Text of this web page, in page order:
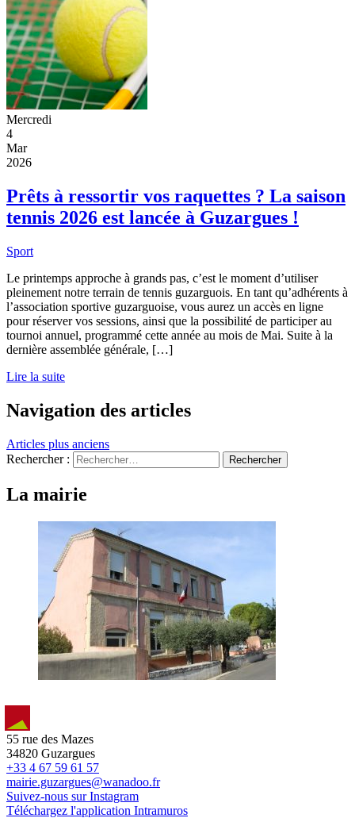
Mercredi
4
Mar
2026
Prêts à ressortir vos raquettes ? La saison
tennis 2026 est lancée à Guzargues !
Sport
Le printemps approche à grands pas, c’est le moment d’utiliser
pleinement notre terrain de tennis guzarguois. En tant qu’adhérents à
l’association sportive guzarguoise, vous aurez un accès en ligne
pour réserver vos sessions, ainsi que la possibilité de participer au
tournoi annuel, programmé cette année au mois de Mai. Suite à la
dernière assemblée générale, […]
Lire la suite
Navigation des articles
Articles plus anciens
Rechercher :
La mairie
55 rue des Mazes
34820 Guzargues
+33 4 67 59 61 57
mairie.guzargues@wanadoo.fr
Suivez-nous sur Instagram
Téléchargez l'application Intramuros